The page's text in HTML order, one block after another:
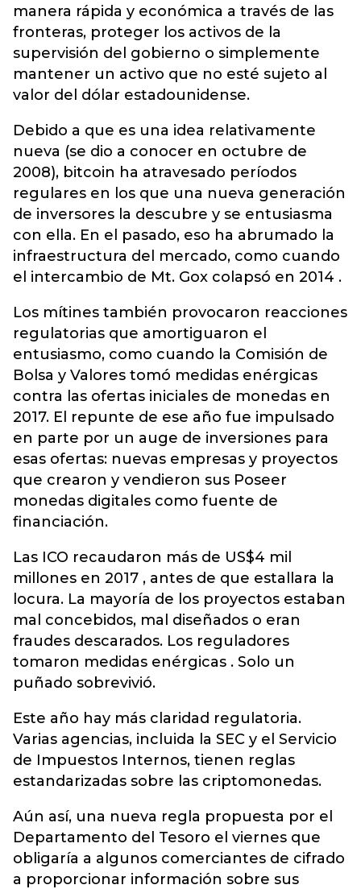
manera rápida y económica a través de las
fronteras, proteger los activos de la
supervisión del gobierno o simplemente
mantener un activo que no esté sujeto al
valor del dólar estadounidense.
Debido a que es una idea relativamente
nueva (se dio a conocer en octubre de
2008), bitcoin ha atravesado períodos
regulares en los que una nueva generación
de inversores la descubre y se entusiasma
con ella. En el pasado, eso ha abrumado la
infraestructura del mercado, como cuando
el intercambio de Mt. Gox colapsó en 2014 .
Los mítines también provocaron reacciones
regulatorias que amortiguaron el
entusiasmo, como cuando la Comisión de
Bolsa y Valores tomó medidas enérgicas
contra las ofertas iniciales de monedas en
2017. El repunte de ese año fue impulsado
en parte por un auge de inversiones para
esas ofertas: nuevas empresas y proyectos
que crearon y vendieron sus Poseer
monedas digitales como fuente de
financiación.
Las ICO recaudaron más de US$4 mil
millones en 2017 , antes de que estallara la
locura. La mayoría de los proyectos estaban
mal concebidos, mal diseñados o eran
fraudes descarados. Los reguladores
tomaron medidas enérgicas . Solo un
puñado sobrevivió.
Este año hay más claridad regulatoria.
Varias agencias, incluida la SEC y el Servicio
de Impuestos Internos, tienen reglas
estandarizadas sobre las criptomonedas.
Aún así, una nueva regla propuesta por el
Departamento del Tesoro el viernes que
obligaría a algunos comerciantes de cifrado
a proporcionar información sobre sus